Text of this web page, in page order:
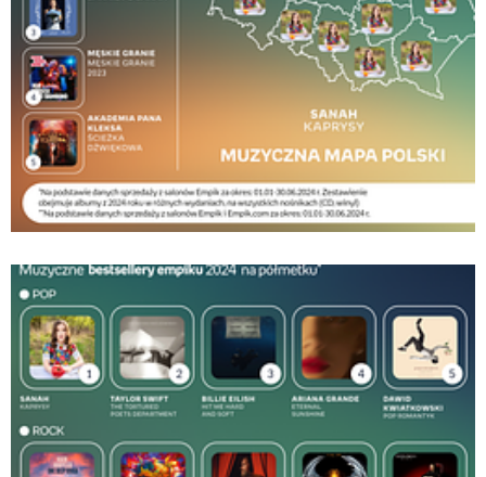
Pobierz